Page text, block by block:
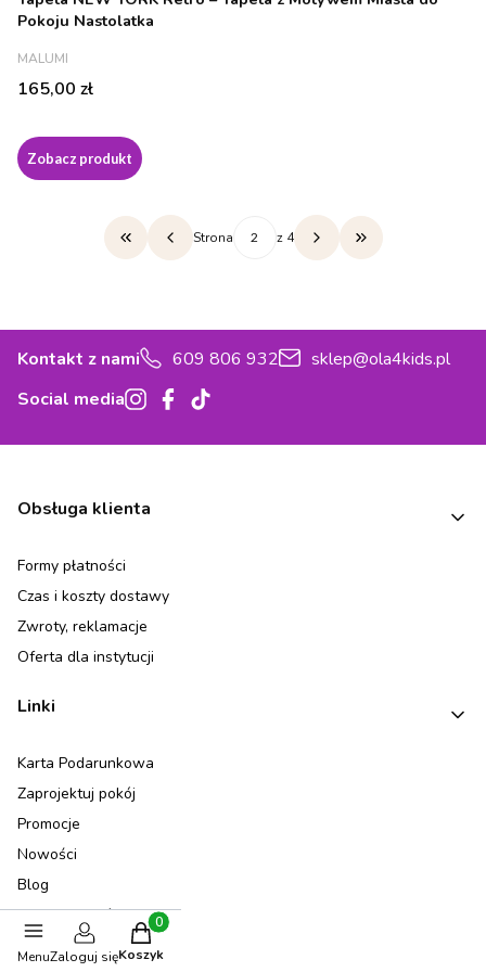
Pokoju Nastolatka
PRODUCENT
MALUMI
Cena
165,00 zł
Zobacz produkt
Wróć do pierwszej strony z produktami
Strona z 4 Przejdź do
Kontakt z nami 609 806 932
sklep@ola4kids.pl
Social media
Linki w stopce
Obsługa klienta
Formy płatności
Czas i koszty dostawy
Zwroty, reklamacje
Oferta dla instytucji
Linki
Karta Podarunkowa
Zaprojektuj pokój
Promocje
Nowości
Blog
Opinie klientów
Newsletter
MenuZaloguj się
Produkty w koszyku: 0. Zobacz szczegóły
Koszyk